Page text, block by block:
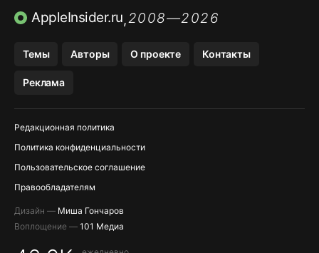
AVITO НА IPHONEВТБ ОНЛАЙН TIKTOK НА IPHONE
AppleInsider.ru,2008—2026
Темы Авторы О проекте Контакты
Реклама
Редакционная политика
Политика конфиденциальности
Пользовательское соглашение
Правообладателям
Дизайн — Миша Гончаров
Воплощение — 101 Медиа